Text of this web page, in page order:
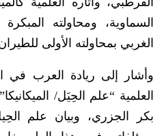
السماوية، ومحاولته
الغربي بمحاولته الأولى
وأشار إلى ريادة العرب في
العلمية “علم الحِيَل/
بكر الجزري، وبيان علم